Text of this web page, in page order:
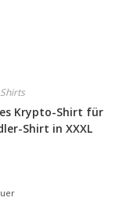
Krypto-Shirt für
Shirt in XXXL